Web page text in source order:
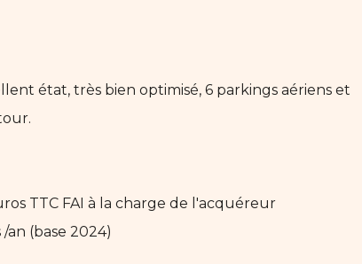
état, très bien optimisé, 6 parkings aériens et
TTC FAI à la charge de l'acquéreur
an (base 2024)